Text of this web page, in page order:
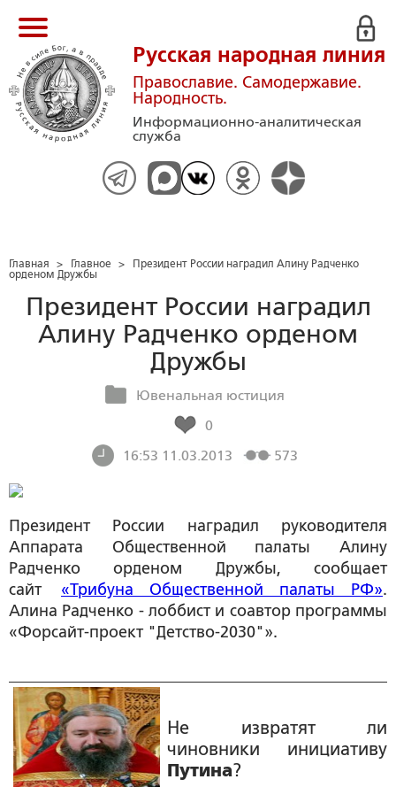
Русская народная линия
Православие. Самодержавие.
Народность.
Информационно-аналитическая
служба
Главная > Главное >
Президент России наградил Алину Радченко
орденом Дружбы
Президент России наградил
Алину Радченко орденом
Дружбы
Ювенальная юстиция
0
16:53 11.03.2013
573
Президент России наградил руководителя
Аппарата Общественной палаты Алину
Радченко орденом Дружбы, сообщает
сайт «Трибуна Общественной палаты РФ».
Алина Радченко - лоббист и соавтор программы
«Форсайт-проект "Детство-2030"».
Не извратят ли
чиновники инициативу
Путина?